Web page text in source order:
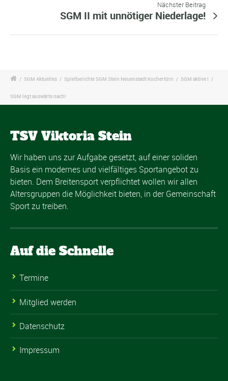
Nächster Beitrag
SGM II mit unnötiger Niederlage!
/ SGM Aktuelles / Spielberichte SGM Stein Neuenstadt Kochertürn / SGM aktive I /
SGM legt auswärts nach!
TSV Viktoria Stein
Wir haben uns zur Aufgabe gesetzt, auf einer soliden
Basis ein modernes und vielfältiges Sportangebot zu
bieten. Dem Breitensport verpflichtet wollen wir allen
Altersgruppen die Möglichkeit bieten, in der Gemeinschaft
Sport zu treiben.
Auf die Schnelle
Termine
Mitglied werden
Datenschutz
Impressum